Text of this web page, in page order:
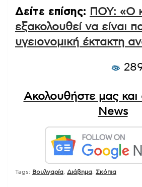
Δείτε επίσης: ΠΟΥ: «Ο
εξακολουθεί να είναι
υγειονομική έκτακτη
Ακολουθήστε μας
News
Tags: Βουλγαρία Διάβημα Σκόπια